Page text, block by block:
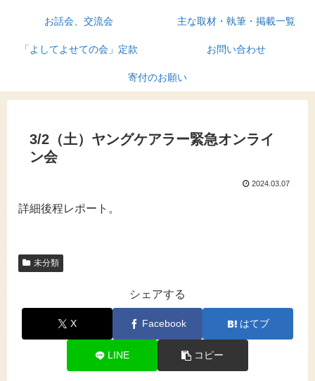
お話会、交流会 主な取材・執筆・掲載一覧
「よしてよせての会」定款 お問い合わせ
寄付のお願い
3/2（土）ヤングケアラー緊急オンライ
ン会
2024.03.07
詳細後程レポート。
未分類
シェアする
X Facebook はてブ
LINE コピー